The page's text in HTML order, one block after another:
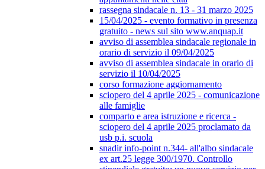
rassegna sindacale n. 13 - 31 marzo 2025
15/04/2025 - evento formativo in presenza
gratuito - news sul sito www.anquap.it
avviso di assemblea sindacale regionale in
orario di servizio il 09/04/2025
avviso di assemblea sindacale in orario di
servizio il 10/04/2025
corso formazione aggiornamento
sciopero del 4 aprile 2025 - comunicazione
alle famiglie
comparto e area istruzione e ricerca -
sciopero del 4 aprile 2025 proclamato da
usb p.i. scuola
snadir info-point n.344- all'albo sindacale
ex art.25 legge 300/1970. Controllo